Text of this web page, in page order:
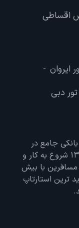
اقساطی
ایروان -
تور دبی
جامع در
تمامی زمینه های گردشگری در سال 1391 شروع به کار و
به مسافرین با بیش
ترین استارتاپ